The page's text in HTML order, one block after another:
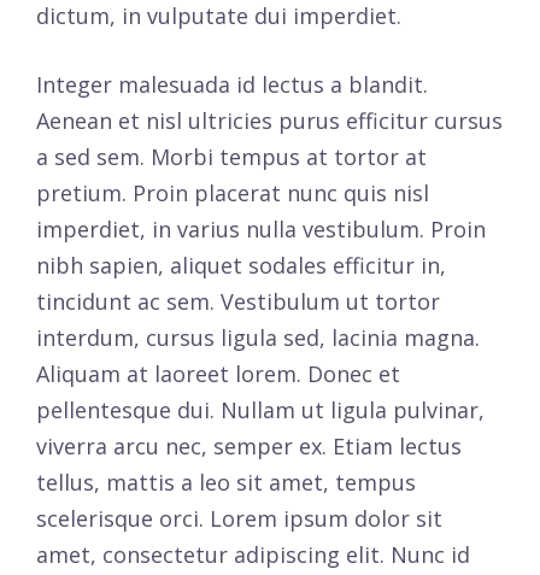
dictum, in vulputate dui imperdiet.
Integer malesuada id lectus a blandit.
Aenean et nisl ultricies purus efficitur cursus
a sed sem. Morbi tempus at tortor at
pretium. Proin placerat nunc quis nisl
imperdiet, in varius nulla vestibulum. Proin
nibh sapien, aliquet sodales efficitur in,
tincidunt ac sem. Vestibulum ut tortor
interdum, cursus ligula sed, lacinia magna.
Aliquam at laoreet lorem. Donec et
pellentesque dui. Nullam ut ligula pulvinar,
viverra arcu nec, semper ex. Etiam lectus
tellus, mattis a leo sit amet, tempus
scelerisque orci. Lorem ipsum dolor sit
amet, consectetur adipiscing elit. Nunc id